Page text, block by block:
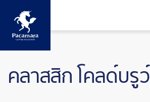
ข้ามไปยังเนื้อหาหลัก
คลาสสิก โคลด์บรูว์